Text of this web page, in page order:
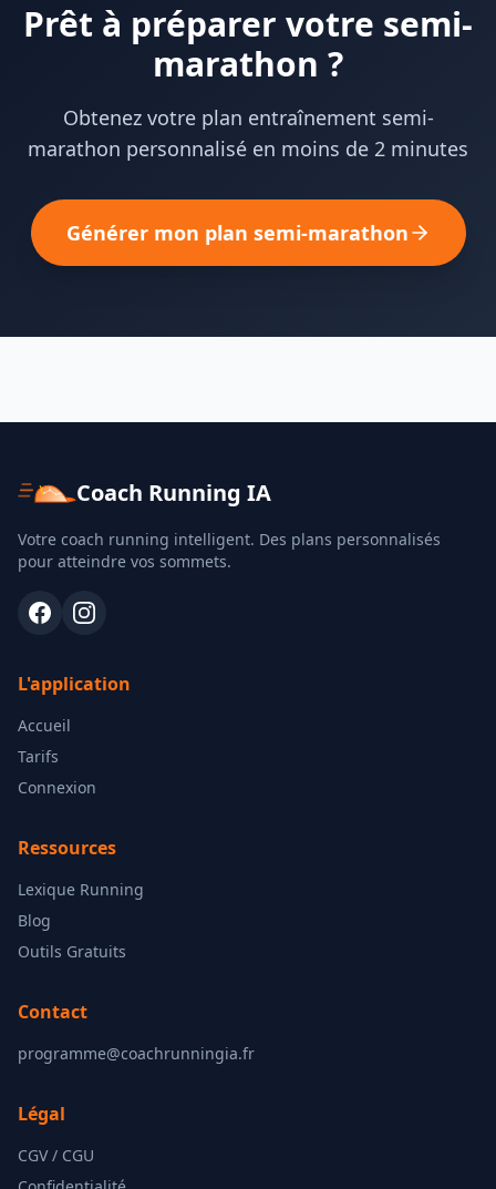
Prêt à préparer votre semi-
marathon ?
Obtenez votre plan entraînement semi-
marathon personnalisé en moins de 2 minutes
Générer mon plan semi-marathon
Coach Running IA
Votre coach running intelligent. Des plans personnalisés
pour atteindre vos sommets.
L'application
Accueil
Tarifs
Connexion
Ressources
Lexique Running
Blog
Outils Gratuits
Contact
programme@coachrunningia.fr
Légal
CGV / CGU